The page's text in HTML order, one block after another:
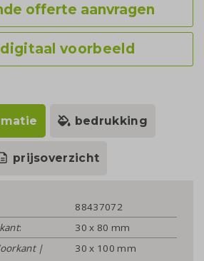
offerte aanvragen
voorbeeld
bedrukking
prijsoverzicht
88437072
:
30 x 80 mm
|
30 x 100 mm